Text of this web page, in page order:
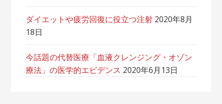
ダイエットや疲労回復に役立つ注射 2020年8月
18日
今話題の代替医療「血液クレンジング・オゾン
療法」の医学的エビデンス 2020年6月13日